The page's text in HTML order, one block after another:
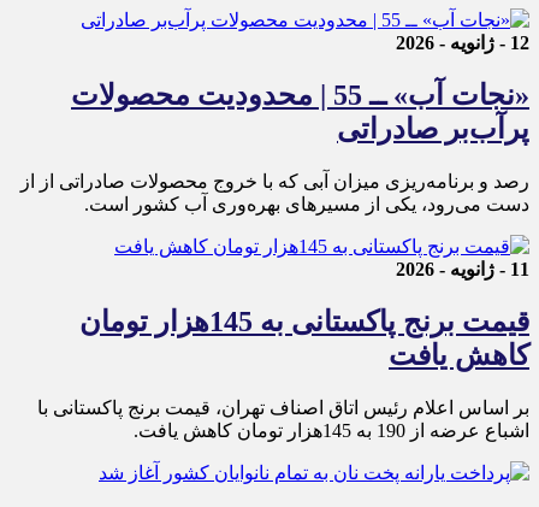
12 - ژانویه - 2026
«نجات آب» ــ 55 | محدودیت محصولات
پرآب‌بر صادراتی
رصد و برنامه‌ریزی میزان آبی که با خروج محصولات صادراتی از از
دست می‌رود، یکی از مسیرهای بهره‌وری آب کشور است.
11 - ژانویه - 2026
قیمت برنج پاکستانی به 145هزار تومان
کاهش یافت
بر اساس اعلام رئیس اتاق اصناف تهران، قیمت برنج پاکستانی با
اشباع عرضه از 190 به 145هزار تومان کاهش یافت.